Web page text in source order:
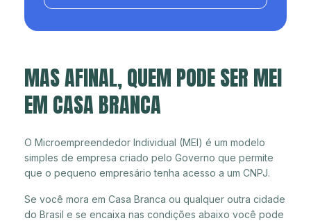
MAS AFINAL, QUEM PODE SER MEI
EM CASA BRANCA
O Microempreendedor Individual (MEI) é um modelo
simples de empresa criado pelo Governo que permite
que o pequeno empresário tenha acesso a um CNPJ.
Se você mora em Casa Branca ou qualquer outra cidade
do Brasil e se encaixa nas condições abaixo você pode